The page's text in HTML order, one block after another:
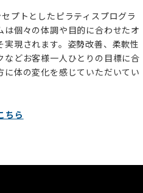
プトとしたピラティスプログラ
個々の体調や目的に合わせたオ
現されます。姿勢改善、柔軟性
などお客様一人ひとりの目標に合
体の変化を感じていただいてい
ちら